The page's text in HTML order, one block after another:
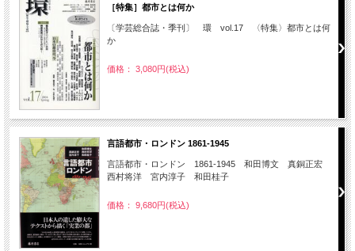
［特集］都市とは何か
〔学芸総合誌・季刊〕 環 vol.17 〈特集〉都市とは何
か
価格： 3,080円(税込)
言語都市・ロンドン 1861-1945
言語都市・ロンドン 1861-1945 和田博文 真銅正宏
西村将洋 宮内淳子 和田桂子
価格： 9,680円(税込)